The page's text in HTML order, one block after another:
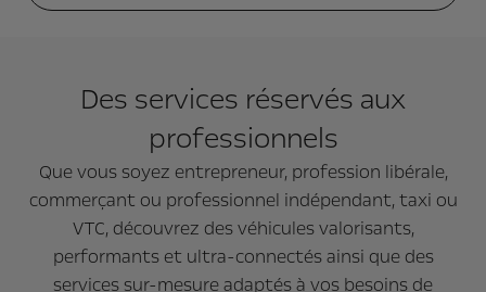
Des services réservés aux
professionnels
Que vous soyez entrepreneur, profession libérale,
commerçant ou professionnel indépendant, taxi ou
VTC, découvrez des véhicules valorisants,
performants et ultra-connectés ainsi que des
services sur-mesure adaptés à vos besoins de